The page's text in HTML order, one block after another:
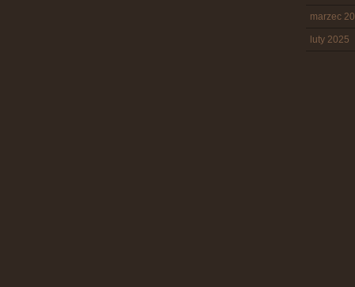
marzec
luty 2025